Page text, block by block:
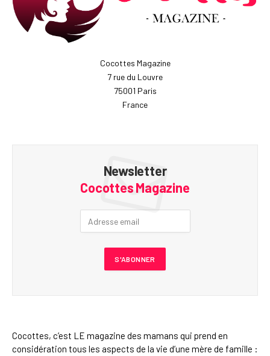
Cocottes Magazine
7 rue du Louvre
75001 Paris
France
Newsletter
Cocottes Magazine
Cocottes, c’est LE magazine des mamans qui prend en
considération tous les aspects de la vie d’une mère de famille :